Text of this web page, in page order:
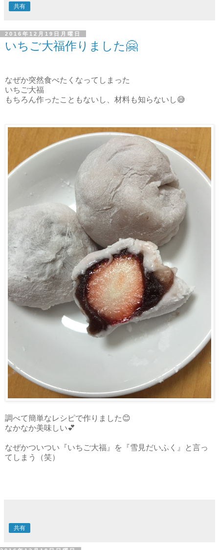
共有
2016年12月19日月曜日
いちご大福作りました🤗
なぜか突然食べたくなってしまった
いちご大福
もちろん作ったこともないし、材料も知らないし😅
調べて簡単なレシピで作りました😊
なかなか美味しい💕
なぜかついつい『いちご大福』を『雪見だいふく』と言っ
てしまう（笑）
共有